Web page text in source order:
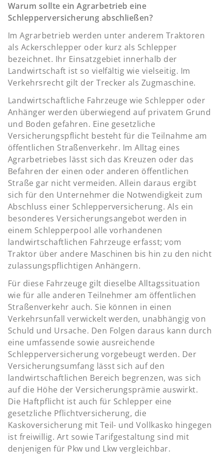
Warum sollte ein Agrarbetrieb eine
Schlepperversicherung abschließen?
Im Agrarbetrieb werden unter anderem Traktoren
als Ackerschlepper oder kurz als Schlepper
bezeichnet. Ihr Einsatzgebiet innerhalb der
Landwirtschaft ist so vielfältig wie vielseitig. Im
Verkehrsrecht gilt der Trecker als Zugmaschine.
Landwirtschaftliche Fahrzeuge wie Schlepper oder
Anhänger werden überwiegend auf privatem Grund
und Boden gefahren. Eine gesetzliche
Versicherungspflicht besteht für die Teilnahme am
öffentlichen Straßenverkehr. Im Alltag eines
Agrarbetriebes lässt sich das Kreuzen oder das
Befahren der einen oder anderen öffentlichen
Straße gar nicht vermeiden. Allein daraus ergibt
sich für den Unternehmer die Notwendigkeit zum
Abschluss einer Schlepperversicherung. Als ein
besonderes Versicherungsangebot werden in
einem Schlepperpool alle vorhandenen
landwirtschaftlichen Fahrzeuge erfasst; vom
Traktor über andere Maschinen bis hin zu den nicht
zulassungspflichtigen Anhängern.
Für diese Fahrzeuge gilt dieselbe Alltagssituation
wie für alle anderen Teilnehmer am öffentlichen
Straßenverkehr auch. Sie können in einen
Verkehrsunfall verwickelt werden, unabhängig von
Schuld und Ursache. Den Folgen daraus kann durch
eine umfassende sowie ausreichende
Schlepperversicherung vorgebeugt werden. Der
Versicherungsumfang lässt sich auf den
landwirtschaftlichen Bereich begrenzen, was sich
auf die Höhe der Versicherungsprämie auswirkt.
Die Haftpflicht ist auch für Schlepper eine
gesetzliche Pflichtversicherung, die
Kaskoversicherung mit Teil- und Vollkasko hingegen
ist freiwillig. Art sowie Tarifgestaltung sind mit
denjenigen für Pkw und Lkw vergleichbar.